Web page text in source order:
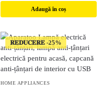
Adaugă în coș
𝐑𝐄𝐃𝐔𝐂𝐄𝐑𝐄
HOME APPLIANCES